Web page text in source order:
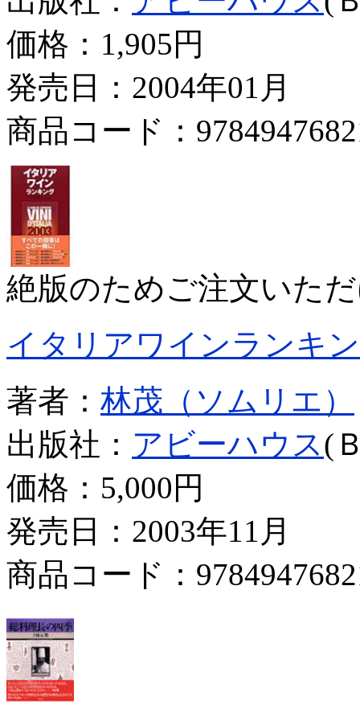
価格： 1,905円
発売日：2004年01月
商品コード：
絶版のためご注文いた
イタリアワインランキ
著者： 林茂（ソムリエ）
出版社： アビーハウス(
価格： 5,000円
発売日：2003年11月
商品コード：